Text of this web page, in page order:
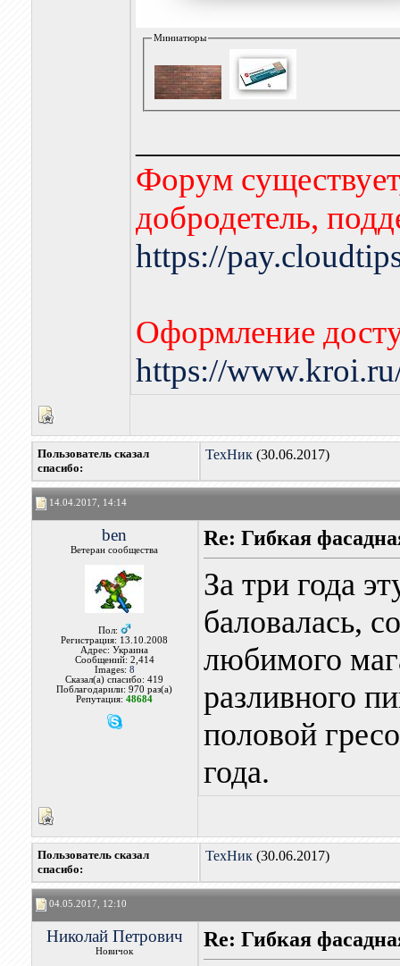
Миниатюры
Форум
добродетель,
https://
Оформление
https://
Пользователь сказал
cпасибо:
ТехНик(30.06.2017)
14.04.2017, 14:14
ben
Ветеран сообщества
Пол:
Регистрация: 13.10.2008
Адрес: Украина
Сообщений: 2,414
Images: 8
Сказал(а) спасибо: 419
Поблагодарили: 970 раз(а)
Репутация:48684
Re: Гибкая
За три года
баловалась,
любимого
разливного
половой
года.
Пользователь сказал
cпасибо:
ТехНик(30.06.2017)
04.05.2017, 12:10
Николай Петрович
Новичок
Re: Гибкая